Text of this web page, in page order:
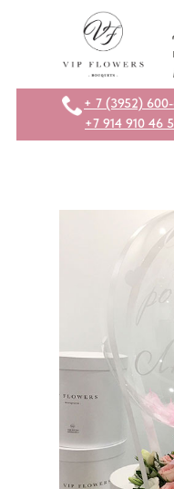
+7 914 910 46
+ 7 (3952)